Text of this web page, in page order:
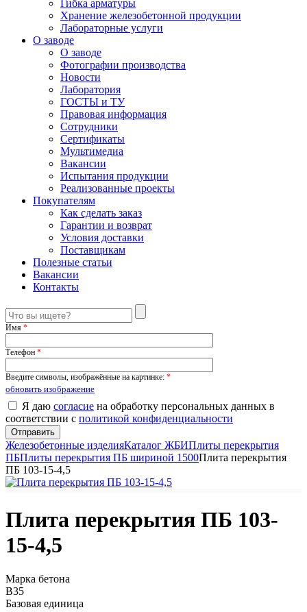
Гибка арматуры
Хранение железобетонной продукции
Лабораторные услуги
О заводе
О заводе
Фотографии производства
Новости
Лаборатория
ГОСТЫ и ТУ
Правовая информация
Сотрудники
Сертификаты
Мультимедиа
Вакансии
Испытания продукции
Реализованные проекты
Покупателям
Как сделать заказ
Гарантии и возврат
Условия доставки
Поставщикам
Полезные статьи
Вакансии
Контакты
Имя *
Телефон *
Введите символы, изображённые на картинке: *
обновить изображение
Я даю согласие на обработку персональных данных в
соответствии с политикой конфиденциальности
Железобетонные изделияКаталог ЖБИПлиты перекрытия
ПБПлиты перекрытия ПБ шириной 1500Плита перекрытия
ПБ 103-15-4,5
Плита перекрытия ПБ 103-
15-4,5
Марка бетона
B35
Базовая единица